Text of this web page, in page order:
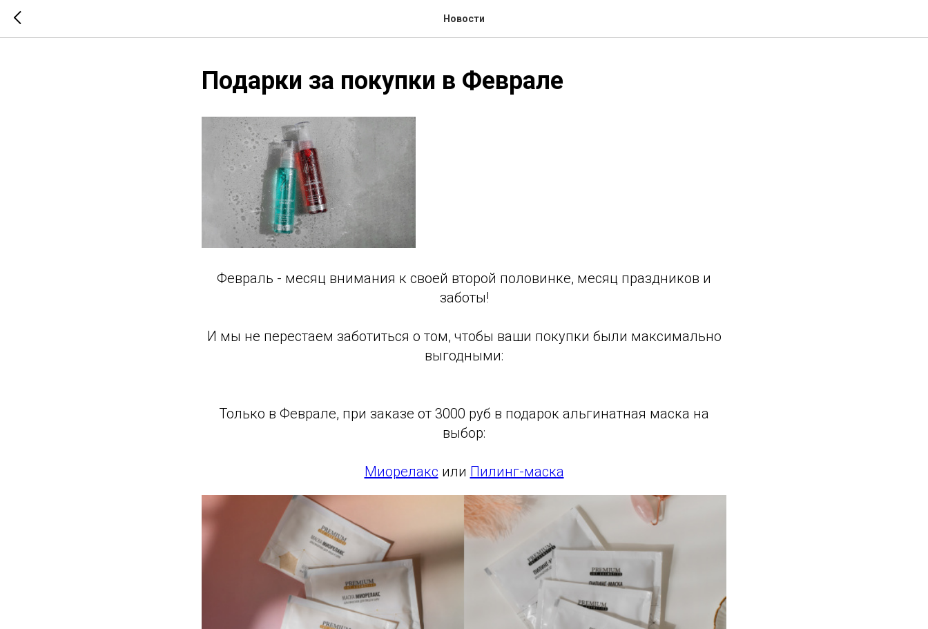
Новости
Подарки за покупки в Феврале
Февраль - месяц внимания к своей второй половинке, месяц праздников и
заботы!
И мы не перестаем заботиться о том, чтобы ваши покупки были максимально
выгодными:
Только в Феврале, при заказе от 3000 руб в подарок альгинатная маска на
выбор:
Миорелакс или Пилинг-маска